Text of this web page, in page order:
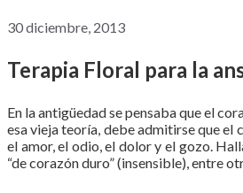
30 diciembre, 2013
Terapia Floral para la
En la antigüedad se pensaba que el
esa vieja teoría, debe admitirse que el
el amor, el odio, el dolor y el gozo.
“de corazón duro” (insensible), entre